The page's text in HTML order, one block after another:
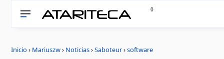
0
Inicio › Mariuszw› Noticias›Saboteur›software